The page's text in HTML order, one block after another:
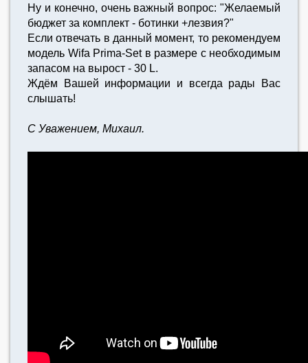
Ну и конечно, очень важный вопрос: "Желаемый
бюджет за комплект - ботинки +лезвия?"
Если отвечать в данный момент, то рекомендуем
модель Wifa Prima-Set в размере с необходимым
запасом на вырост - 30 L.
Ждём Вашей информации и всегда рады Вас
слышать!
С Уважением, Михаил.